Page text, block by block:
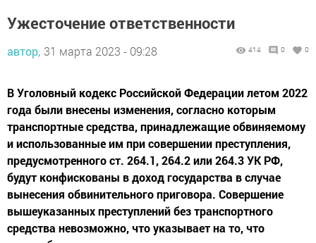
Ужесточение ответственности
автор, 31 марта 2023 - 09:28 414 0 0
В Уголовный кодекс Российской Федерации летом 2022
года были внесены изменения, согласно которым
транспортные средства, принадлежащие обвиняемому
и использованные им при совершении преступления,
предусмотренного ст. 264.1, 264.2 или 264.3 УК РФ,
будут конфискованы в доход государства в случае
вынесения обвинительного приговора. Совершение
вышеуказанных преступлений без транспортного
средства невозможно, что указывает на то, что